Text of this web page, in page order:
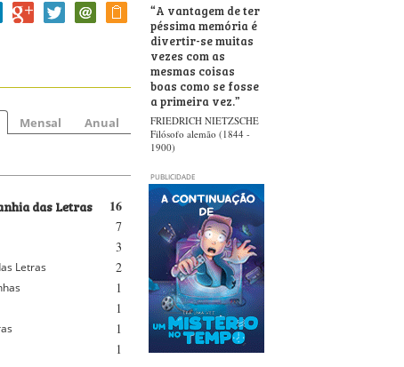
Mensal Anual
16
das Letras
7
3
2
Letras
1
1
1
1
“A vantagem de ter
péssima memória é
divertir-se muitas
vezes com as
mesmas coisas
boas como se fosse
a primeira vez.”
FRIEDRICH NIETZSCHE
Filósofo alemão (1844 -
1900)
PUBLICIDADE